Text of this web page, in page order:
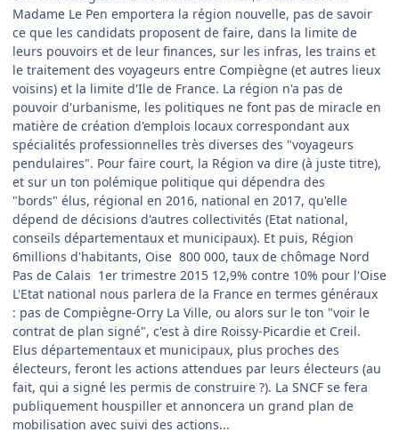
Madame Le Pen emportera la région nouvelle, pas de savoir
ce que les candidats proposent de faire, dans la limite de
leurs pouvoirs et de leur finances, sur les infras, les trains et
le traitement des voyageurs entre Compiègne (et autres lieux
voisins) et la limite d'Ile de France. La région n'a pas de
pouvoir d'urbanisme, les politiques ne font pas de miracle en
matière de création d'emplois locaux correspondant aux
spécialités professionnelles très diverses des "voyageurs
pendulaires". Pour faire court, la Région va dire (à juste titre),
et sur un ton polémique politique qui dépendra des
"bords" élus, régional en 2016, national en 2017, qu'elle
dépend de décisions d'autres collectivités (Etat national,
conseils départementaux et municipaux). Et puis, Région
6millions d'habitants, Oise 800 000, taux de chômage Nord
Pas de Calais 1er trimestre 2015 12,9% contre 10% pour l'Oise
L'Etat national nous parlera de la France en termes généraux
: pas de Compiègne-Orry La Ville, ou alors sur le ton "voir le
contrat de plan signé", c'est à dire Roissy-Picardie et Creil.
Elus départementaux et municipaux, plus proches des
électeurs, feront les actions attendues par leurs électeurs (au
fait, qui a signé les permis de construire ?). La SNCF se fera
publiquement houspiller et annoncera un grand plan de
mobilisation avec suivi des actions...